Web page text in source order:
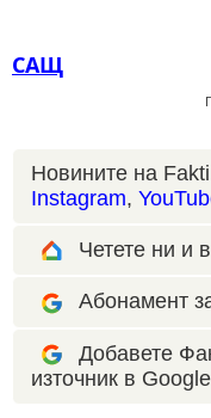
САЩ
Новините на
Instagram,
Четете ни и
Абонамент
Добавете
източник в Google